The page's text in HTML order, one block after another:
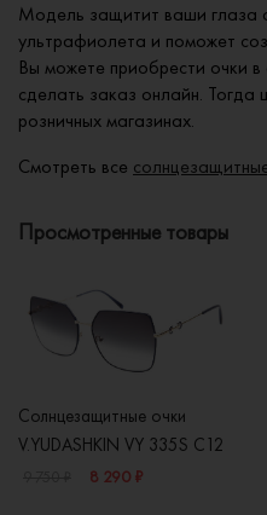
Модель защитит ваши глаза
ультрафиолета и поможет
Вы можете приобрести очки
сделать заказ онлайн. Тогда
розничных магазинах.
Смотреть все
Просмотренные товары
Солнцезащитные очки
V.YUDASHKIN VY 335S C12
8 290 ₽